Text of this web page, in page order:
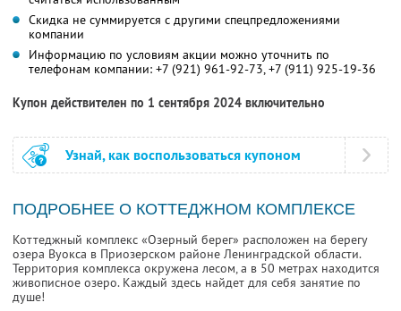
Скидка не суммируется с другими спецпредложениями
компании
Информацию по условиям акции можно уточнить по
телефонам компании: +7 (921) 961-92-73, +7 (911) 925-19-36
Купон действителен по 1 сентября 2024 включительно
Узнай, как воспользоваться купоном
ПОДРОБНЕЕ О КОТТЕДЖНОМ КОМПЛЕКСЕ
Коттеджный комплекс «Озерный берег» расположен на берегу
озера Вуокса в Приозерском районе Ленинградской области.
Территория комплекса окружена лесом, а в 50 метрах находится
живописное озеро. Каждый здесь найдет для себя занятие по
душе!